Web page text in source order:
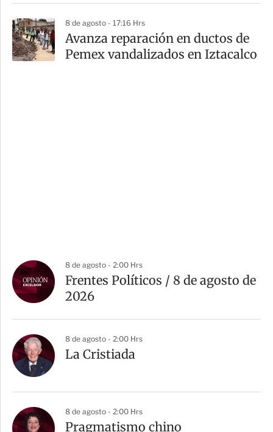
8 de agosto - 17:16 Hrs
Avanza reparación en ductos de
Pemex vandalizados en Iztacalco
8 de agosto - 2:00 Hrs
Frentes Políticos / 8 de agosto de
2026
8 de agosto - 2:00 Hrs
La Cristiada
8 de agosto - 2:00 Hrs
Pragmatismo chino